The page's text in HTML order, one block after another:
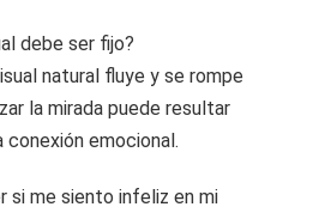
debe ser fijo?
natural fluye y se rompe
la mirada puede resultar
emocional.
si me siento infeliz en mi